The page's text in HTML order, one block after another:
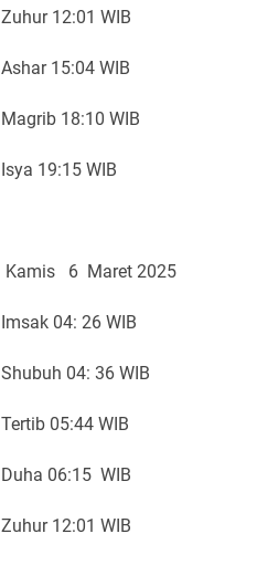
Zuhur 12:01 WIB
Ashar 15:04 WIB
Magrib 18:10 WIB
Isya 19:15 WIB
Kamis 6 Maret 2025
Imsak 04: 26 WIB
Shubuh 04: 36 WIB
Tertib 05:44 WIB
Duha 06:15 WIB
Zuhur 12:01 WIB